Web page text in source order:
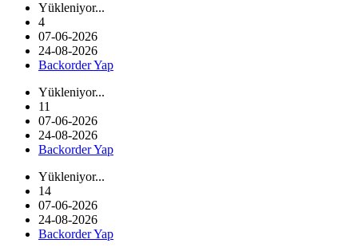
Yükleniyor...
4
07-06-2026
24-08-2026
Backorder Yap
Yükleniyor...
11
07-06-2026
24-08-2026
Backorder Yap
Yükleniyor...
14
07-06-2026
24-08-2026
Backorder Yap